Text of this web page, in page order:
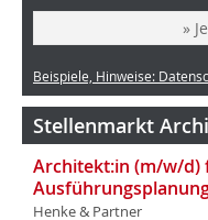
»
Beispiele, Hinweise:
Stellenmarkt
Architekt:in (m/w/
Henke & Partner